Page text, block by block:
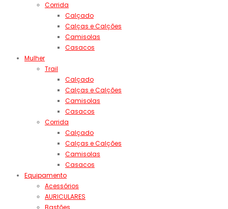
Corrida
Calçado
Calças e Calções
Camisolas
Casacos
Mulher
Trail
Calçado
Calças e Calções
Camisolas
Casacos
Corrida
Calçado
Calças e Calções
Camisolas
Casacos
Equipamento
Acessórios
AURICULARES
Bastões